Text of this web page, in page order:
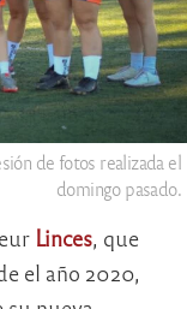
de fotos realizada el
domingo pasado.
Linces, que
el año 2020,